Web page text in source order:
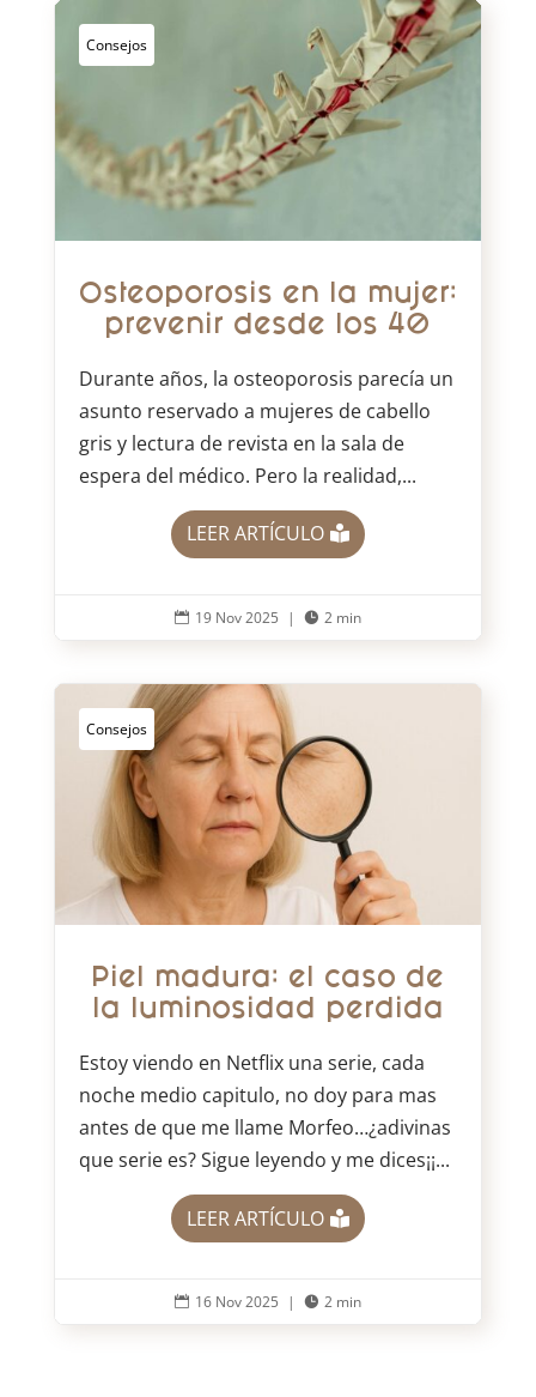
Consejos
Osteoporosis en la mujer:
prevenir desde los 40
Durante años, la osteoporosis parecía un
asunto reservado a mujeres de cabello
gris y lectura de revista en la sala de
espera del médico. Pero la realidad,...
LEER ARTÍCULO
 19 Nov 2025 |  2 min
Consejos
Piel madura: el caso de
la luminosidad perdida
Estoy viendo en Netflix una serie, cada
noche medio capitulo, no doy para mas
antes de que me llame Morfeo…¿adivinas
que serie es? Sigue leyendo y me dices¡¡...
LEER ARTÍCULO
 16 Nov 2025 |  2 min